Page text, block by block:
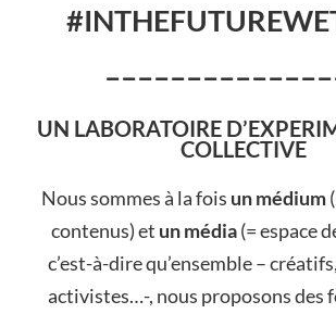
UN LABORATOIRE
COLLECTIVE
Nous sommes à la fois un médium
contenus) et un média(= espace
c’est-à-dire qu’ensemble –
activistes…-, nous proposons des